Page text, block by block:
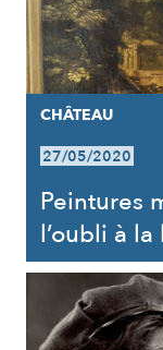
CHÂTEAU
27/05/2020
Peintures
l’oubli à